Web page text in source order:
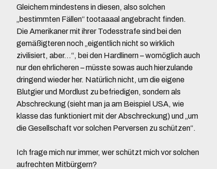
Gleichem mindestens in diesen, also solchen
„bestimmten Fällen“ tootaaaal angebracht finden.
Die Amerikaner mit ihrer Todesstrafe sind bei den
gemäßigteren noch „eigentlich nicht so wirklich
zivilisiert, aber…“, bei den Hardlinern – womöglich auch
nur den ehrlicheren – müsste sowas auch hierzulande
dringend wieder her. Natürlich nicht, um die eigene
Blutgier und Mordlust zu befriedigen, sondern als
Abschreckung (sieht man ja am Beispiel USA, wie
klasse das funktioniert mit der Abschreckung) und „um
die Gesellschaft vor solchen Perversen zu schützen“.
Ich frage mich nur immer, wer schützt mich vor solchen
aufrechten Mitbürgern?